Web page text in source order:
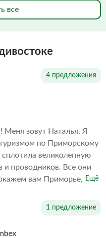
все
4 предложения
Меня зовут Наталья. Я
по Приморскому
великолепную
и проводников. Все они
вам Приморье, и вы
и таким ласковым
Мы покажем вам острова
и сакуру. Ждём вас!
Ещё
1 предложение